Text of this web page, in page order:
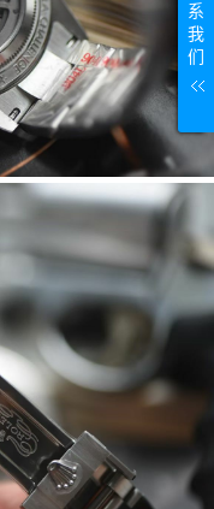
系
我
们